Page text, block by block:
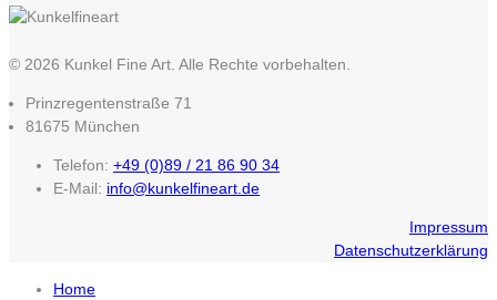
© 2026 Kunkel Fine Art. Alle Rechte vorbehalten.
Prinzregentenstraße 71
81675 München
Telefon: +49 (0)89 / 21 86 90 34
E-Mail: info@kunkelfineart.de
Impressum
Datenschutzerklärung
Home